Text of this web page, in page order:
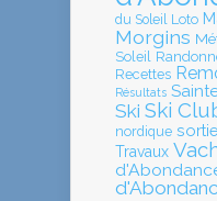
du Soleil Loto
Morgins
Soleil
Recettes
Résultats
Ski Ski
nordique
Travaux